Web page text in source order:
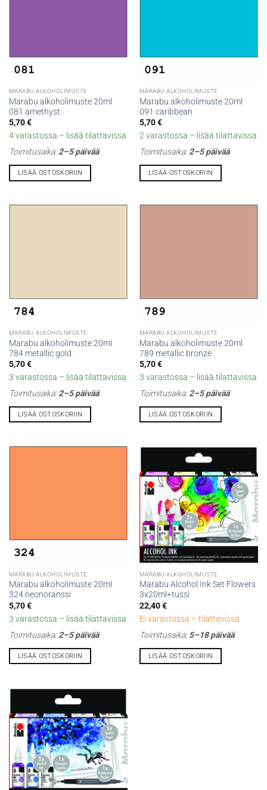
MARABU ALKOHOLIMUSTE
Marabu alkoholimuste 20ml
081 amethyst
5,70€
4 varastossa – lisää tilattavissa
Toimitusaika:2–5 päivää
LISÄÄ OSTOSKORIIN
MARABU ALKOHOLIMUSTE
Marabu alkoholimuste 20ml
091 caribbean
5,70€
2 varastossa – lisää tilattavissa
Toimitusaika:2–5 päivää
LISÄÄ OSTOSKORIIN
MARABU ALKOHOLIMUSTE
Marabu alkoholimuste 20ml
784 metallic gold
5,70€
3 varastossa – lisää tilattavissa
Toimitusaika:2–5 päivää
LISÄÄ OSTOSKORIIN
MARABU ALKOHOLIMUSTE
Marabu alkoholimuste 20ml
789 metallic bronze
5,70€
3 varastossa – lisää tilattavissa
Toimitusaika:2–5 päivää
LISÄÄ OSTOSKORIIN
MARABU ALKOHOLIMUSTE
Marabu alkoholimuste 20ml
324 neonoranssi
5,70€
3 varastossa – lisää tilattavissa
Toimitusaika:2–5 päivää
LISÄÄ OSTOSKORIIN
MARABU ALKOHOLIMUSTE
Marabu Alcohol Ink Set Flowers
3x20ml+tussi
22,40€
Ei varastossa – tilattavissa
Toimitusaika:5–18 päivää
LISÄÄ OSTOSKORIIN